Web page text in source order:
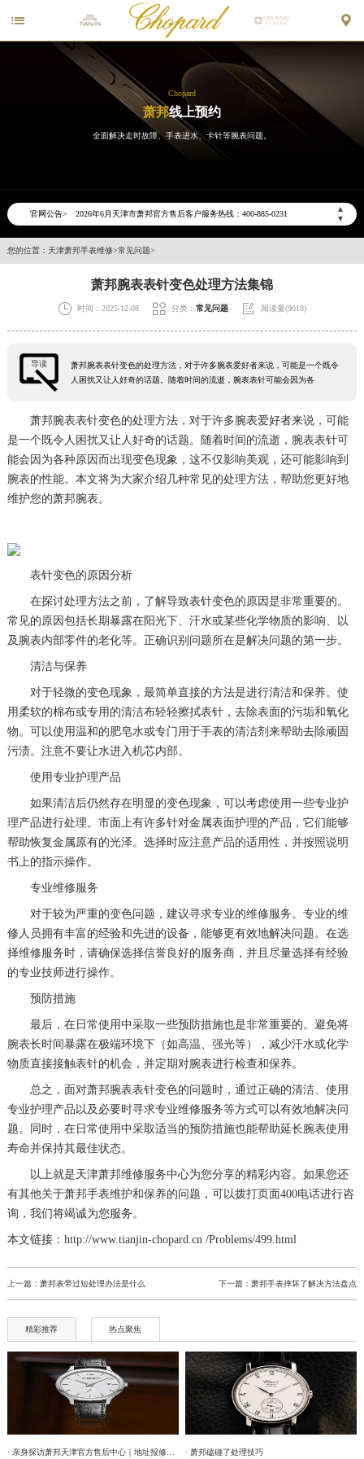
 
Chopard
萧邦线上预约
全面解决走时故障、手表进水、卡针等腕表问题。
官网公告>
▲
▼
2026年6月天津市萧邦官方售后客户服务热线：400-885-0231
2026年6月萧邦售后服务中心最新网点地址：
节假日正常营业！
您的位置： 天津萧邦手表维修>常见问题>
萧邦腕表表针变色处理方法集锦
 时间：2025-12-08  分类： 常见问题  阅读量(9018)
导读
萧邦腕表表针变色的处理方法，对于许多腕表爱好者来说，可能是一个既令
人困扰又让人好奇的话题。随着时间的流逝，腕表表针可能会因为各
萧邦腕表表针变色的处理方法，对于许多腕表爱好者来说，可能
是一个既令人困扰又让人好奇的话题。随着时间的流逝，腕表表针可
能会因为各种原因而出现变色现象，这不仅影响美观，还可能影响到
腕表的性能。本文将为大家介绍几种常见的处理方法，帮助您更好地
维护您的萧邦腕表。
表针变色的原因分析
在探讨处理方法之前，了解导致表针变色的原因是非常重要的。
常见的原因包括长期暴露在阳光下、汗水或某些化学物质的影响、以
及腕表内部零件的老化等。正确识别问题所在是解决问题的第一步。
清洁与保养
对于轻微的变色现象，最简单直接的方法是进行清洁和保养。使
用柔软的棉布或专用的清洁布轻轻擦拭表针，去除表面的污垢和氧化
物。可以使用温和的肥皂水或专门用于手表的清洁剂来帮助去除顽固
污渍。注意不要让水进入机芯内部。
使用专业护理产品
如果清洁后仍然存在明显的变色现象，可以考虑使用一些专业护
理产品进行处理。市面上有许多针对金属表面护理的产品，它们能够
帮助恢复金属原有的光泽。选择时应注意产品的适用性，并按照说明
书上的指示操作。
专业维修服务
对于较为严重的变色问题，建议寻求专业的维修服务。专业的维
修人员拥有丰富的经验和先进的设备，能够更有效地解决问题。在选
择维修服务时，请确保选择信誉良好的服务商，并且尽量选择有经验
的专业技师进行操作。
预防措施
最后，在日常使用中采取一些预防措施也是非常重要的。避免将
腕表长时间暴露在极端环境下（如高温、强光等），减少汗水或化学
物质直接接触表针的机会，并定期对腕表进行检查和保养。
总之，面对萧邦腕表表针变色的问题时，通过正确的清洁、使用
专业护理产品以及必要时寻求专业维修服务等方式可以有效地解决问
题。同时，在日常使用中采取适当的预防措施也能帮助延长腕表使用
寿命并保持其最佳状态。
以上就是天津萧邦维修服务中心为您分享的精彩内容。如果您还
有其他关于萧邦手表维护和保养的问题，可以拨打页面400电话进行咨
询，我们将竭诚为您服务。
本文链接：http://www.tianjin-chopard.cn /Problems/499.html
上一篇： 萧邦表带过短处理办法是什么 下一篇：萧邦手表摔坏了解决方法盘点
精彩推荐 热点聚焦
· 亲身探访萧邦天津官方售后中心｜地址报修全流程真实经历（2026年6月最新） · 萧邦磕碰了处理技巧